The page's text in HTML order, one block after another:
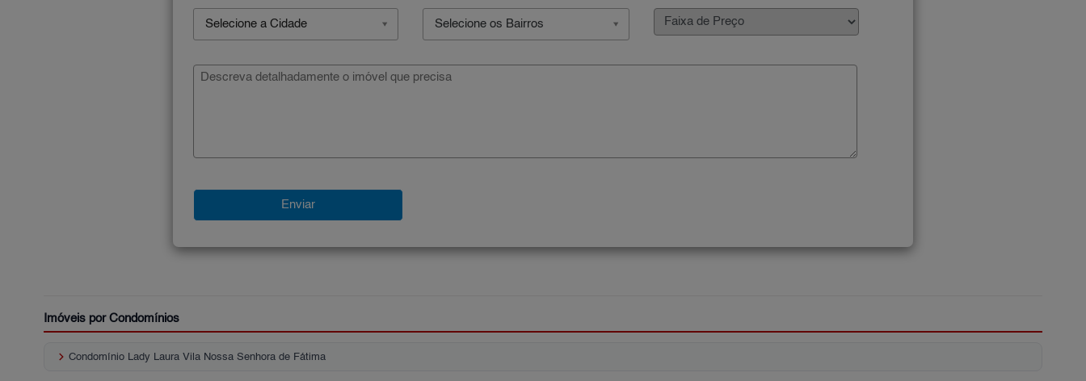
Selecione a Cidade Selecione os Bairros
Imóveis por Condomínios
keyboard_arrow_right Condomínio Lady Laura Vila Nossa Senhora de Fátima